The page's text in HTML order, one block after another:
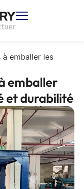
à emballer les
emballer
et durabilité